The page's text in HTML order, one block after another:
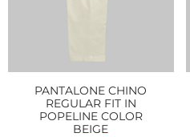
PANTALONE CHINO
REGULAR FIT IN
POPELINE COLOR
BEIGE